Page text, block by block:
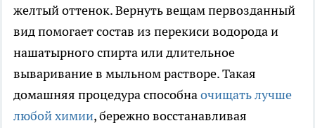
желтый оттенок. Вернуть вещам первозданный
вид помогает состав из перекиси водорода и
нашатырного спирта или длительное
вываривание в мыльном растворе. Такая
домашняя процедура способнаочищать лучше
любой химии, бережно восстанавливая